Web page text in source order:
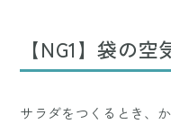
【NG1】袋の
サラダをつくるとき、